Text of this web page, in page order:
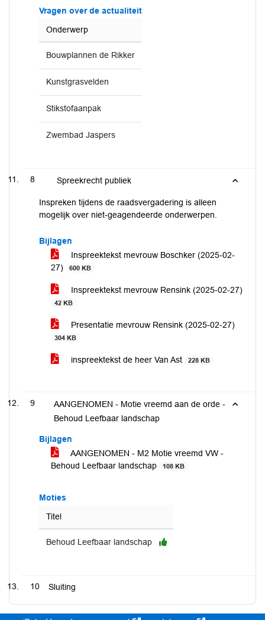
Vragen over de actualiteit
Onderwerp
Bouwplannen de Rikker
Kunstgrasvelden
Stikstofaanpak
Zwembad Jaspers
8 Spreekrecht publiek
Inspreken tijdens de raadsvergadering is alleen
mogelijk over niet-geagendeerde onderwerpen.
Bijlagen
Inspreektekst mevrouw Boschker (2025-02-
27)
600 KB
Inspreektekst mevrouw Rensink (2025-02-27)
42 KB
Presentatie mevrouw Rensink (2025-02-27)
304 KB
inspreektekst de heer Van Ast 228 KB
9
AANGENOMEN - Motie vreemd aan de orde -
Behoud Leefbaar landschap
Bijlagen
AANGENOMEN - M2 Motie vreemd VW -
Behoud Leefbaar landschap
108 KB
Moties
Titel
Behoud Leefbaar landschap
10 Sluiting